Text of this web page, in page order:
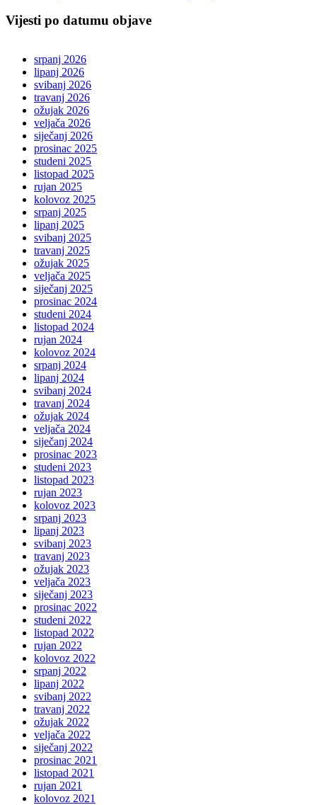
Vijesti po datumu objave
srpanj 2026
lipanj 2026
svibanj 2026
travanj 2026
ožujak 2026
veljača 2026
siječanj 2026
prosinac 2025
studeni 2025
listopad 2025
rujan 2025
kolovoz 2025
srpanj 2025
lipanj 2025
svibanj 2025
travanj 2025
ožujak 2025
veljača 2025
siječanj 2025
prosinac 2024
studeni 2024
listopad 2024
rujan 2024
kolovoz 2024
srpanj 2024
lipanj 2024
svibanj 2024
travanj 2024
ožujak 2024
veljača 2024
siječanj 2024
prosinac 2023
studeni 2023
listopad 2023
rujan 2023
kolovoz 2023
srpanj 2023
lipanj 2023
svibanj 2023
travanj 2023
ožujak 2023
veljača 2023
siječanj 2023
prosinac 2022
studeni 2022
listopad 2022
rujan 2022
kolovoz 2022
srpanj 2022
lipanj 2022
svibanj 2022
travanj 2022
ožujak 2022
veljača 2022
siječanj 2022
prosinac 2021
listopad 2021
rujan 2021
kolovoz 2021